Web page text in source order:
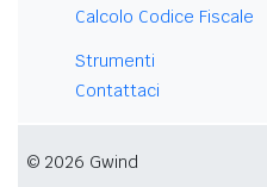
Calcolo Codice Fiscale
Strumenti
Contattaci
© 2026 Gwind